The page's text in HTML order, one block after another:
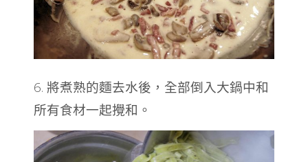
6. 將煮熟的麵去水後，全部倒入大鍋中和
所有食材一起攪和。